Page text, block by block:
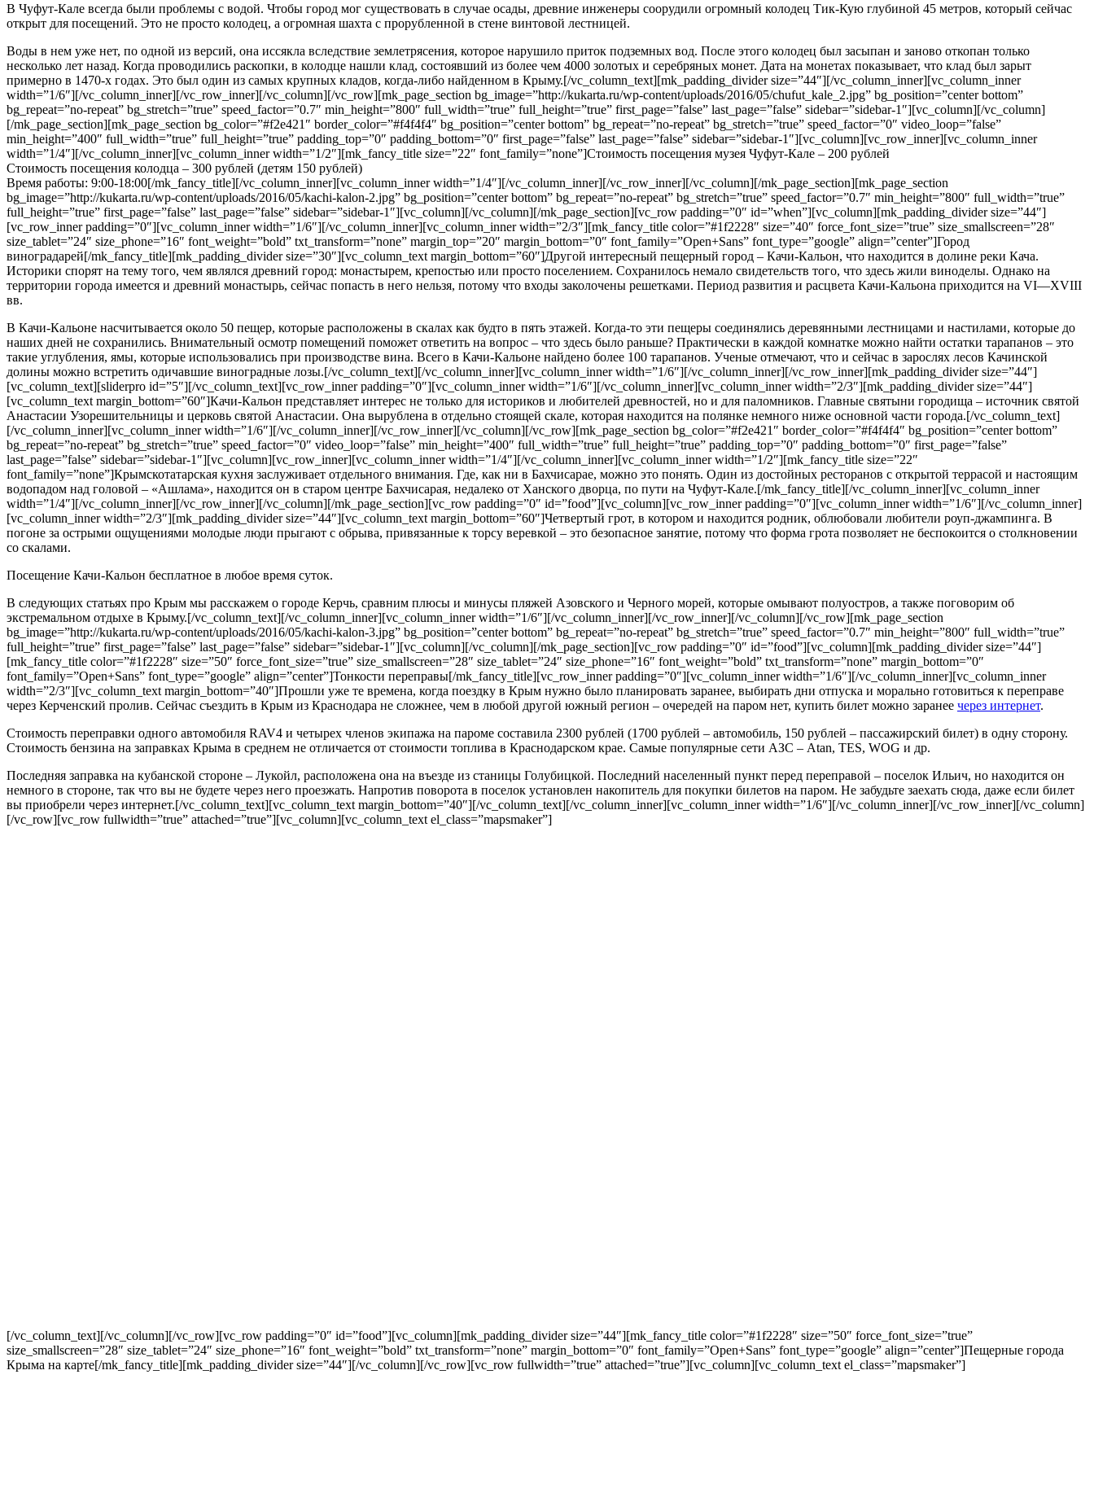
В Чуфут-Кале всегда были проблемы с водой. Чтобы город мог существовать в случае осады, древние инженеры соорудили огромный колодец Тик-Кую глубиной 45 метров, который сейчас
открыт для посещений. Это не просто колодец, а огромная шахта с прорубленной в стене винтовой лестницей.
Воды в нем уже нет, по одной из версий, она иссякла вследствие землетрясения, которое нарушило приток подземных вод. После этого колодец был засыпан и заново откопан только
несколько лет назад. Когда проводились раскопки, в колодце нашли клад, состоявший из более чем 4000 золотых и серебряных монет. Дата на монетах показывает, что клад был зарыт
примерно в 1470-х годах. Это был один из самых крупных кладов, когда-либо найденном в Крыму.[/vc_column_text][mk_padding_divider size=”44″][/vc_column_inner][vc_column_inner
width=”1/6″][/vc_column_inner][/vc_row_inner][/vc_column][/vc_row][mk_page_section bg_image=”http://kukarta.ru/wp-content/uploads/2016/05/chufut_kale_2.jpg” bg_position=”center bottom”
bg_repeat=”no-repeat” bg_stretch=”true” speed_factor=”0.7″ min_height=”800″ full_width=”true” full_height=”true” first_page=”false” last_page=”false” sidebar=”sidebar-1″][vc_column][/vc_column]
[/mk_page_section][mk_page_section bg_color=”#f2e421″ border_color=”#f4f4f4″ bg_position=”center bottom” bg_repeat=”no-repeat” bg_stretch=”true” speed_factor=”0″ video_loop=”false”
min_height=”400″ full_width=”true” full_height=”true” padding_top=”0″ padding_bottom=”0″ first_page=”false” last_page=”false” sidebar=”sidebar-1″][vc_column][vc_row_inner][vc_column_inner
width=”1/4″][/vc_column_inner][vc_column_inner width=”1/2″][mk_fancy_title size=”22″ font_family=”none”]Стоимость посещения музея Чуфут-Кале – 200 рублей
Стоимость посещения колодца – 300 рублей (детям 150 рублей)
Время работы: 9:00-18:00[/mk_fancy_title][/vc_column_inner][vc_column_inner width=”1/4″][/vc_column_inner][/vc_row_inner][/vc_column][/mk_page_section][mk_page_section
bg_image=”http://kukarta.ru/wp-content/uploads/2016/05/kachi-kalon-2.jpg” bg_position=”center bottom” bg_repeat=”no-repeat” bg_stretch=”true” speed_factor=”0.7″ min_height=”800″ full_width=”true”
full_height=”true” first_page=”false” last_page=”false” sidebar=”sidebar-1″][vc_column][/vc_column][/mk_page_section][vc_row padding=”0″ id=”when”][vc_column][mk_padding_divider size=”44″]
[vc_row_inner padding=”0″][vc_column_inner width=”1/6″][/vc_column_inner][vc_column_inner width=”2/3″][mk_fancy_title color=”#1f2228″ size=”40″ force_font_size=”true” size_smallscreen=”28″
size_tablet=”24″ size_phone=”16″ font_weight=”bold” txt_transform=”none” margin_top=”20″ margin_bottom=”0″ font_family=”Open+Sans” font_type=”google” align=”center”]Город
виноградарей[/mk_fancy_title][mk_padding_divider size=”30″][vc_column_text margin_bottom=”60″]Другой интересный пещерный город – Качи-Кальон, что находится в долине реки Кача.
Историки спорят на тему того, чем являлся древний город: монастырем, крепостью или просто поселением. Сохранилось немало свидетельств того, что здесь жили виноделы. Однако на
территории города имеется и древний монастырь, сейчас попасть в него нельзя, потому что входы заколочены решетками. Период развития и расцвета Качи-Кальона приходится на VI—XVIII
вв.
В Качи-Кальоне насчитывается около 50 пещер, которые расположены в скалах как будто в пять этажей. Когда-то эти пещеры соединялись деревянными лестницами и настилами, которые до
наших дней не сохранились. Внимательный осмотр помещений поможет ответить на вопрос – что здесь было раньше? Практически в каждой комнатке можно найти остатки тарапанов – это
такие углубления, ямы, которые использовались при производстве вина. Всего в Качи-Кальоне найдено более 100 тарапанов. Ученые отмечают, что и сейчас в зарослях лесов Качинской
долины можно встретить одичавшие виноградные лозы.[/vc_column_text][/vc_column_inner][vc_column_inner width=”1/6″][/vc_column_inner][/vc_row_inner][mk_padding_divider size=”44″]
[vc_column_text][sliderpro id=”5″][/vc_column_text][vc_row_inner padding=”0″][vc_column_inner width=”1/6″][/vc_column_inner][vc_column_inner width=”2/3″][mk_padding_divider size=”44″]
[vc_column_text margin_bottom=”60″]Качи-Кальон представляет интерес не только для историков и любителей древностей, но и для паломников. Главные святыни городища – источник святой
Анастасии Узорешительницы и церковь святой Анастасии. Она вырублена в отдельно стоящей скале, которая находится на полянке немного ниже основной части города.[/vc_column_text]
[/vc_column_inner][vc_column_inner width=”1/6″][/vc_column_inner][/vc_row_inner][/vc_column][/vc_row][mk_page_section bg_color=”#f2e421″ border_color=”#f4f4f4″ bg_position=”center bottom”
bg_repeat=”no-repeat” bg_stretch=”true” speed_factor=”0″ video_loop=”false” min_height=”400″ full_width=”true” full_height=”true” padding_top=”0″ padding_bottom=”0″ first_page=”false”
last_page=”false” sidebar=”sidebar-1″][vc_column][vc_row_inner][vc_column_inner width=”1/4″][/vc_column_inner][vc_column_inner width=”1/2″][mk_fancy_title size=”22″
font_family=”none”]Крымскотатарская кухня заслуживает отдельного внимания. Где, как ни в Бахчисарае, можно это понять. Один из достойных ресторанов с открытой террасой и настоящим
водопадом над головой – «Ашлама», находится он в старом центре Бахчисарая, недалеко от Ханского дворца, по пути на Чуфут-Кале.[/mk_fancy_title][/vc_column_inner][vc_column_inner
width=”1/4″][/vc_column_inner][/vc_row_inner][/vc_column][/mk_page_section][vc_row padding=”0″ id=”food”][vc_column][vc_row_inner padding=”0″][vc_column_inner width=”1/6″][/vc_column_inner]
[vc_column_inner width=”2/3″][mk_padding_divider size=”44″][vc_column_text margin_bottom=”60″]Четвертый грот, в котором и находится родник, облюбовали любители роуп-джампинга. В
погоне за острыми ощущениями молодые люди прыгают с обрыва, привязанные к торсу веревкой – это безопасное занятие, потому что форма грота позволяет не беспокоится о столкновении
со скалами.
Посещение Качи-Кальон бесплатное в любое время суток.
В следующих статьях про Крым мы расскажем о городе Керчь, сравним плюсы и минусы пляжей Азовского и Черного морей, которые омывают полуостров, а также поговорим об
экстремальном отдыхе в Крыму.[/vc_column_text][/vc_column_inner][vc_column_inner width=”1/6″][/vc_column_inner][/vc_row_inner][/vc_column][/vc_row][mk_page_section
bg_image=”http://kukarta.ru/wp-content/uploads/2016/05/kachi-kalon-3.jpg” bg_position=”center bottom” bg_repeat=”no-repeat” bg_stretch=”true” speed_factor=”0.7″ min_height=”800″ full_width=”true”
full_height=”true” first_page=”false” last_page=”false” sidebar=”sidebar-1″][vc_column][/vc_column][/mk_page_section][vc_row padding=”0″ id=”food”][vc_column][mk_padding_divider size=”44″]
[mk_fancy_title color=”#1f2228″ size=”50″ force_font_size=”true” size_smallscreen=”28″ size_tablet=”24″ size_phone=”16″ font_weight=”bold” txt_transform=”none” margin_bottom=”0″
font_family=”Open+Sans” font_type=”google” align=”center”]Тонкости переправы[/mk_fancy_title][vc_row_inner padding=”0″][vc_column_inner width=”1/6″][/vc_column_inner][vc_column_inner
width=”2/3″][vc_column_text margin_bottom=”40″]Прошли уже те времена, когда поездку в Крым нужно было планировать заранее, выбирать дни отпуска и морально готовиться к переправе
через Керченский пролив. Сейчас съездить в Крым из Краснодара не сложнее, чем в любой другой южный регион – очередей на паром нет, купить билет можно заранее через интернет.
Стоимость переправки одного автомобиля RAV4 и четырех членов экипажа на пароме составила 2300 рублей (1700 рублей – автомобиль, 150 рублей – пассажирский билет) в одну сторону.
Стоимость бензина на заправках Крыма в среднем не отличается от стоимости топлива в Краснодарском крае. Самые популярные сети АЗС – Atan, TES, WOG и др.
Последняя заправка на кубанской стороне – Лукойл, расположена она на въезде из станицы Голубицкой. Последний населенный пункт перед переправой – поселок Ильич, но находится он
немного в стороне, так что вы не будете через него проезжать. Напротив поворота в поселок установлен накопитель для покупки билетов на паром. Не забудьте заехать сюда, даже если билет
вы приобрели через интернет.[/vc_column_text][vc_column_text margin_bottom=”40″][/vc_column_text][/vc_column_inner][vc_column_inner width=”1/6″][/vc_column_inner][/vc_row_inner][/vc_column]
[/vc_row][vc_row fullwidth=”true” attached=”true”][vc_column][vc_column_text el_class=”mapsmaker”]
[/vc_column_text][/vc_column][/vc_row][vc_row padding=”0″ id=”food”][vc_column][mk_padding_divider size=”44″][mk_fancy_title color=”#1f2228″ size=”50″ force_font_size=”true”
size_smallscreen=”28″ size_tablet=”24″ size_phone=”16″ font_weight=”bold” txt_transform=”none” margin_bottom=”0″ font_family=”Open+Sans” font_type=”google” align=”center”]Пещерные города
Крыма на карте[/mk_fancy_title][mk_padding_divider size=”44″][/vc_column][/vc_row][vc_row fullwidth=”true” attached=”true”][vc_column][vc_column_text el_class=”mapsmaker”]